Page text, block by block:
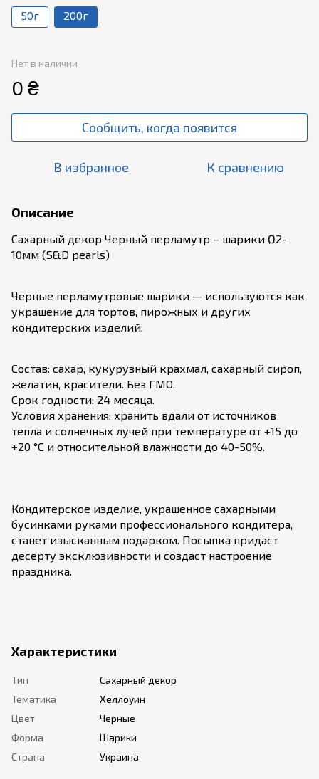
50г 200г
Нет в наличии
0 ₴
Сообщить, когда появится
В избранное К сравнению
Описание
Сахарный декор Черный перламутр – шарики Ø2-
10мм (S&D pearls)
Черные перламутровые шарики — используются как
украшение для тортов, пирожных и других
кондитерских изделий.
Состав: сахар, кукурузный крахмал, сахарный сироп,
желатин, красители. Без ГМО.
Срок годности: 24 месяца.
Условия хранения: хранить вдали от источников
тепла и солнечных лучей при температуре от +15 до
+20 °C и относительной влажности до 40-50%.
Кондитерское изделие, украшенное сахарными
бусинками руками профессионального кондитера,
станет изысканным подарком. Посыпка придаст
десерту эксклюзивности и создаст настроение
праздника.
Характеристики
Тип
Сахарный декор
Тематика
Хеллоуин
Цвет
Черные
Форма
Шарики
Страна
Украина